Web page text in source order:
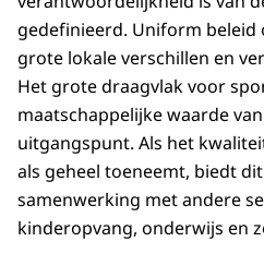
gedefinieerd. Uniform
grote lokale verschillen en
Het grote draagvlak voor
maatschappelijke waarde
uitgangspunt. Als het
als geheel toeneemt, biedt
samenwerking met andere
kinderopvang, onderwijs en